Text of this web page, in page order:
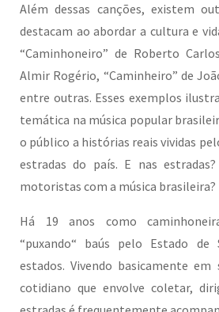
Além dessas canções, existem
destacam ao abordar a cultura e
“Caminhoneiro” de Roberto
Almir Rogério, “Caminheiro” de
entre outras. Esses exemplos
temática na música popular
o público a histórias reais vividas
estradas do país. E nas
motoristas com a música brasileira?
Há 19 anos como
“puxando“ baús pelo Estado
estados. Vivendo basicamente em
cotidiano que envolve coletar,